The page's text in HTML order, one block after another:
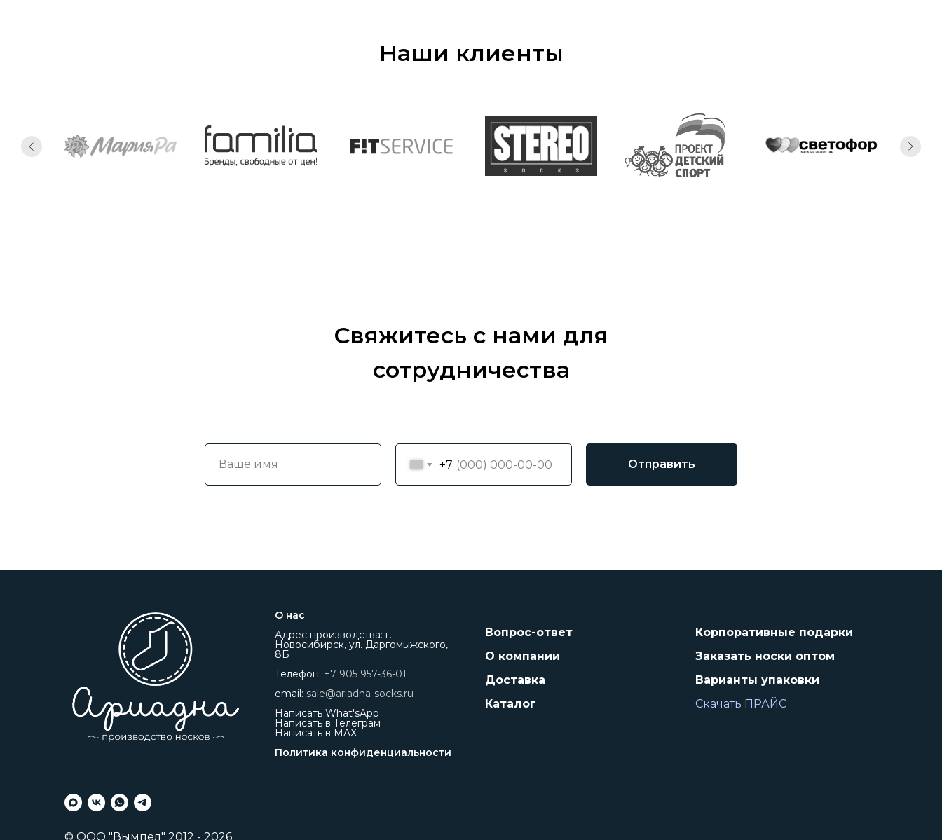
Наши клиенты
Свяжитесь с нами для
сотрудничества
Ваше имя +7 Отправить
© ООО "Вымпел" 2012 - 2026
О нас
Адрес производства: г.
Новосибирск, ул. Даргомыжского,
8Б
Телефон: +7 905 957-36-01
email: sale@ariadna-socks.ru
Написать What'sApp
Написать в Телеграм
Написать в MAX
Политика конфиденциальности
Вопрос-ответ
О компании
Доставка
Каталог
Корпоративные подарки
Заказать носки оптом
Варианты упаковки
Скачать ПРАЙС